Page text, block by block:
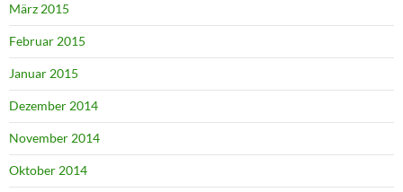
März 2015
Februar 2015
Januar 2015
Dezember 2014
November 2014
Oktober 2014